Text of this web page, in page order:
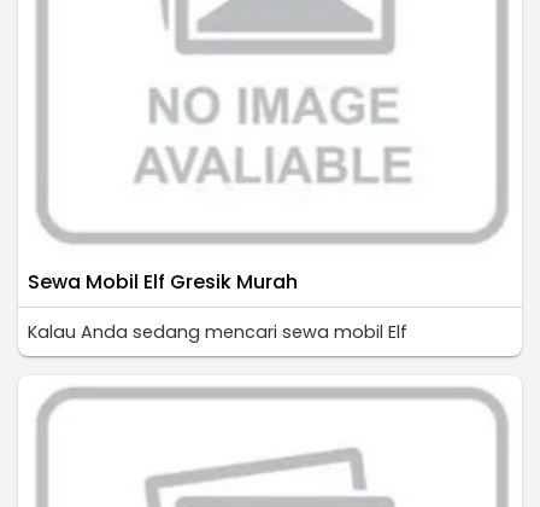
Sewa Mobil Elf Gresik Murah
Kalau Anda sedang mencari sewa mobil Elf